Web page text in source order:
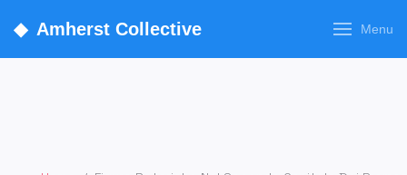
◆ Amherst Collective Menu